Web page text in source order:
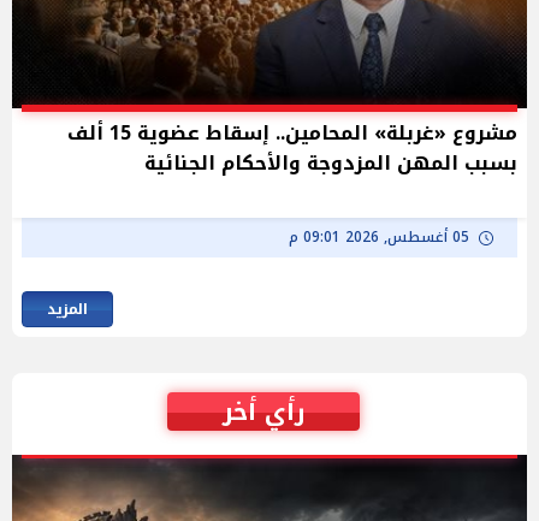
مشروع «غربلة» المحامين.. إسقاط عضوية 15 ألف
بسبب المهن المزدوجة والأحكام الجنائية
05 أغسطس, 2026 09:01 م
المزيد
رأي أخر